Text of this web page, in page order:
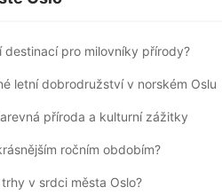
destinací pro milovníky přírody?
letní dobrodružství v norském Oslu
příroda a kulturní zážitky
ročním obdobím?
v srdci města Oslo?